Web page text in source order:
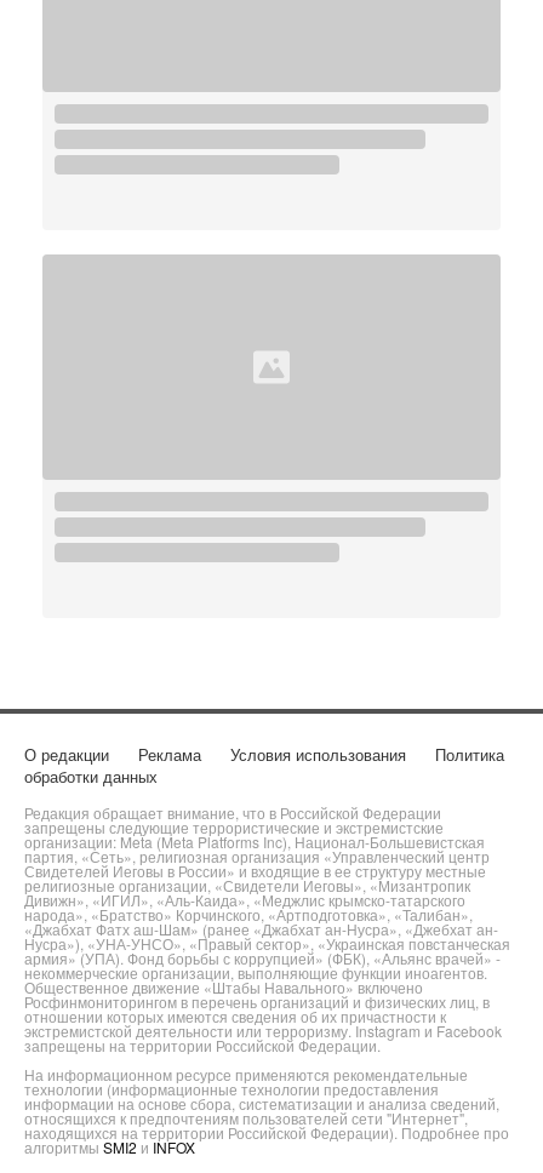
О редакции Реклама Условия использования
Политика
обработки данных
Редакция обращает внимание, что в Российской Федерации
запрещены следующие террористические и экстремистские
организации: Meta (Meta Platforms Inc), Национал-Большевистская
партия, «Сеть», религиозная организация «Управленческий центр
Свидетелей Иеговы в России» и входящие в ее структуру местные
религиозные организации, «Свидетели Иеговы», «Мизантропик
Дивижн», «ИГИЛ», «Аль-Каида», «Меджлис крымско-татарского
народа», «Братство» Корчинского, «Артподготовка», «Талибан»,
«Джабхат Фатх аш-Шам» (ранее «Джабхат ан-Нусра», «Джебхат ан-
Нусра»), «УНА-УНСО», «Правый сектор», «Украинская повстанческая
армия» (УПА). Фонд борьбы с коррупцией» (ФБК), «Альянс врачей» -
некоммерческие организации, выполняющие функции иноагентов.
Общественное движение «Штабы Навального» включено
Росфинмониторингом в перечень организаций и физических лиц, в
отношении которых имеются сведения об их причастности к
экстремистской деятельности или терроризму. Instagram и Facebook
запрещены на территории Российской Федерации.
На информационном ресурсе применяются рекомендательные
технологии (информационные технологии предоставления
информации на основе сбора, систематизации и анализа сведений,
относящихся к предпочтениям пользователей сети "Интернет",
находящихся на территории Российской Федерации). Подробнее про
алгоритмы SMI2 и INFOX